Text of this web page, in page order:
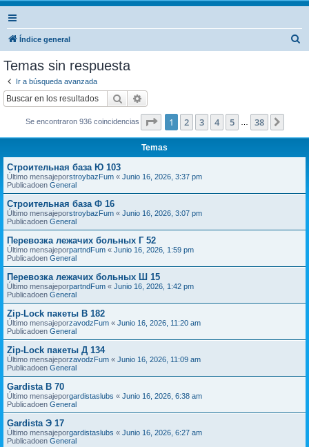
Índice general
Temas sin respuesta
Ir a búsqueda avanzada
Buscar
Se encontraron 936 coincidencias Página de 38
1 2 3 4 5 38
Temas
Строительная база Ю 103
Último mensajeporstroybazFum « Junio 16, 2026, 3:37 pm
Publicadoen General
Строительная база Ф 16
Último mensajeporstroybazFum « Junio 16, 2026, 3:07 pm
Publicadoen General
Перевозка лежачих больных Г 52
Último mensajeporpartndFum « Junio 16, 2026, 1:59 pm
Publicadoen General
Перевозка лежачих больных Ш 15
Último mensajeporpartndFum « Junio 16, 2026, 1:42 pm
Publicadoen General
Zip-Lock пакеты В 182
Último mensajeporzavodzFum « Junio 16, 2026, 11:20 am
Publicadoen General
Zip-Lock пакеты Д 134
Último mensajeporzavodzFum « Junio 16, 2026, 11:09 am
Publicadoen General
Gardista В 70
Último mensajeporgardistaslubs « Junio 16, 2026, 6:38 am
Publicadoen General
Gardista Э 17
Último mensajeporgardistaslubs « Junio 16, 2026, 6:27 am
Publicadoen General